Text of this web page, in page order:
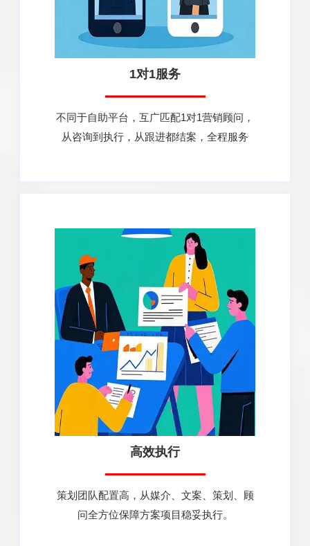
1对1服务
不同于自助平台，互广匹配1对1营销顾问，
从咨询到执行，从跟进都结案，全程服务
高效执行
策划团队配置高，从媒介、文案、策划、顾
问全方位保障方案项目稳妥执行。